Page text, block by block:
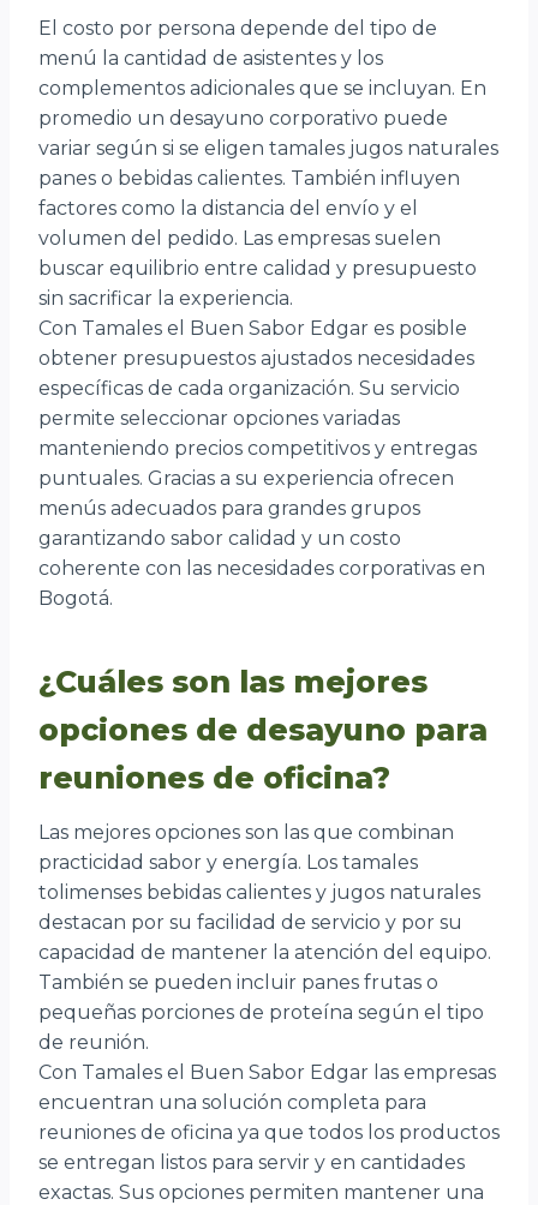
El costo por persona depende del tipo de
menú la cantidad de asistentes y los
complementos adicionales que se incluyan. En
promedio un desayuno corporativo puede
variar según si se eligen tamales jugos naturales
panes o bebidas calientes. También influyen
factores como la distancia del envío y el
volumen del pedido. Las empresas suelen
buscar equilibrio entre calidad y presupuesto
sin sacrificar la experiencia.
Con Tamales el Buen Sabor Edgar es posible
obtener presupuestos ajustados necesidades
específicas de cada organización. Su servicio
permite seleccionar opciones variadas
manteniendo precios competitivos y entregas
puntuales. Gracias a su experiencia ofrecen
menús adecuados para grandes grupos
garantizando sabor calidad y un costo
coherente con las necesidades corporativas en
Bogotá.
¿Cuáles son las mejores
opciones de desayuno para
reuniones de oficina?
Las mejores opciones son las que combinan
practicidad sabor y energía. Los tamales
tolimenses bebidas calientes y jugos naturales
destacan por su facilidad de servicio y por su
capacidad de mantener la atención del equipo.
También se pueden incluir panes frutas o
pequeñas porciones de proteína según el tipo
de reunión.
Con Tamales el Buen Sabor Edgar las empresas
encuentran una solución completa para
reuniones de oficina ya que todos los productos
se entregan listos para servir y en cantidades
exactas. Sus opciones permiten mantener una